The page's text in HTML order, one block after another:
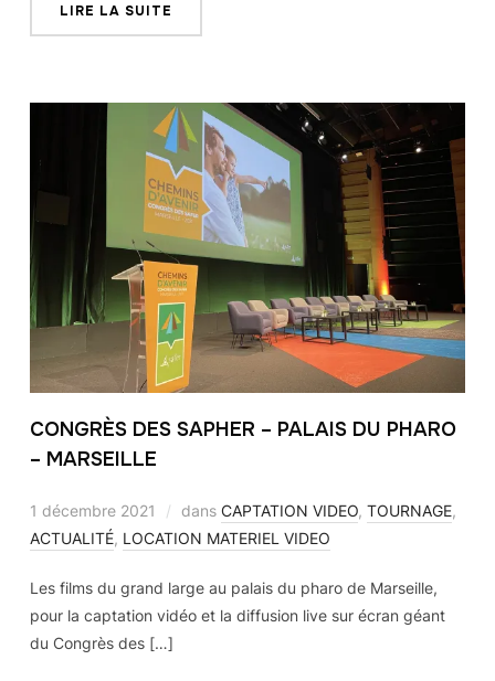
LIRE LA SUITE
CONGRÈS DES SAPHER – PALAIS DU PHARO
– MARSEILLE
1 décembre 2021 dans CAPTATION VIDEO, TOURNAGE,
ACTUALITÉ, LOCATION MATERIEL VIDEO
Les films du grand large au palais du pharo de Marseille,
pour la captation vidéo et la diffusion live sur écran géant
du Congrès des […]